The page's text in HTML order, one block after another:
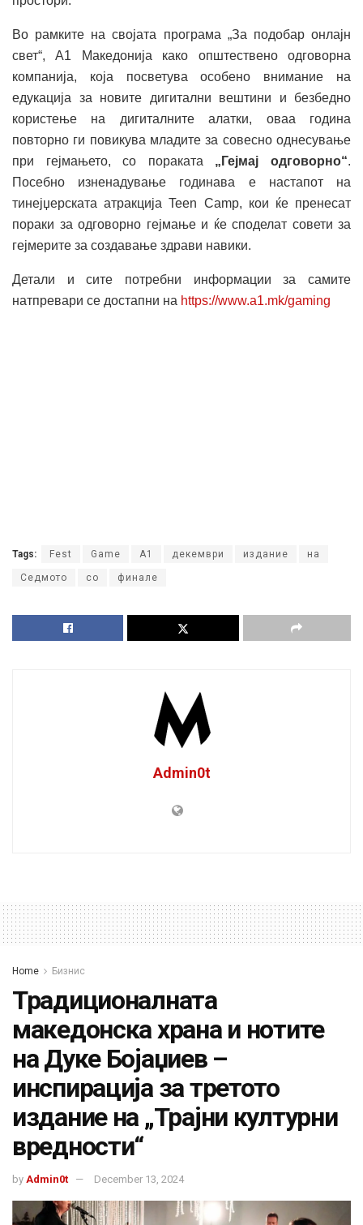
Во рамките на својата програма „За подобар онлајн
свет“, A1 Mакедонија како општествено одговорна
компанија, која посветува особено внимание на
едукација за новите дигитални вештини и безбедно
користење на дигиталните алатки, оваа година
повторно ги повикува младите за совесно однесување
при гејмањето, со пораката „Гејмај одговорно“.
Посебно изненадување годинава е настапот на
тинејџерската атракција Teen Camp, кои ќе пренесат
пораки за одговорно гејмање и ќе споделат совети за
гејмерите за создавање здрави навики.
Детали и сите потребни информации за самите
натпревари се достапни на https://www.a1.mk/gaming
Tags: Fest Game А1 декември издание на
Седмото со финале
Admin0t
Home Бизнис
Традиционалната
македонска храна и нотите
на Дуке Бојаџиев –
инспирација за третото
издание на „Трајни културни
вредности“
by Admin0t December 13, 2024